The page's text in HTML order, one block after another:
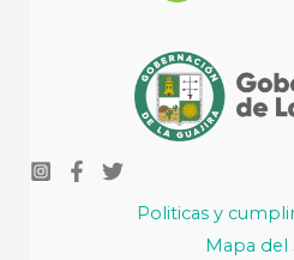
Politicas y
Mapa del